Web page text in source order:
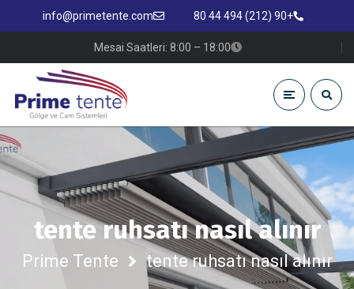
+90 (212) 494 44 80
info@primetente.com
Mesai Saatleri: 8:00 – 18:00
tente ruhsatı nasıl alınır
Prime Tente tente ruhsatı nasıl alınır